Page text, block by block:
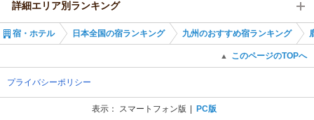
詳細エリア別ランキング
宿・ホテル 日本全国の宿ランキング 九州のおすすめ宿ランキング
▲ このページのTOPへ
プライバシーポリシー
表示： スマートフォン版 PC版